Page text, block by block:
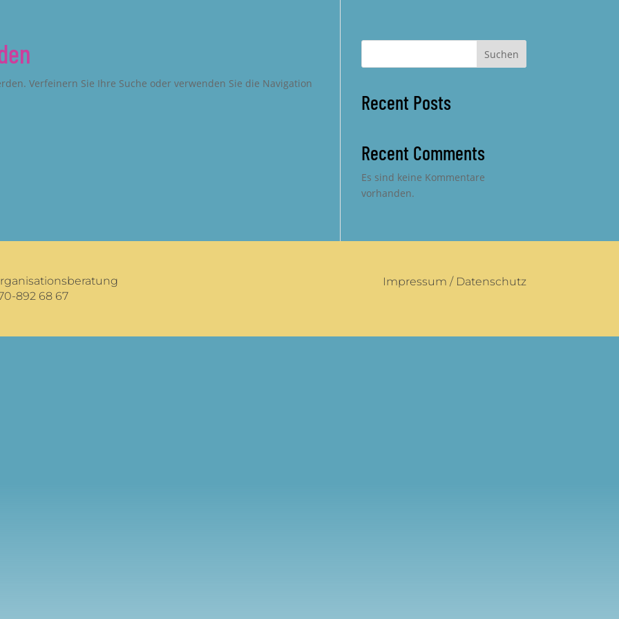
Verfeinern Sie Ihre Suche oder verwenden Sie die Navigation
Suchen
Recent Posts
Recent Comments
Es sind keine Kommentare
vorhanden.
892 68 67
Impressum / Datenschutz